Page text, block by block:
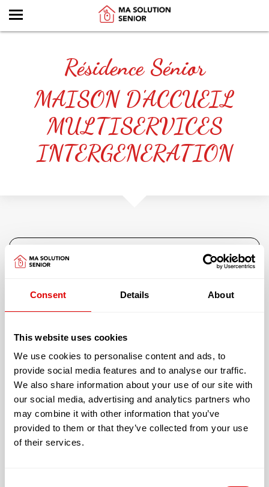
Consent Details About
This website uses cookies
We use cookies to personalise content and ads, to
provide social media features and to analyse our traffic.
We also share information about your use of our site with
our social media, advertising and analytics partners who
may combine it with other information that you’ve
provided to them or that they’ve collected from your use
of their services.
Résidence Sénior
MAISON D'ACCUEIL
MULTISERVICES
INTERGENERATION
MAISON D'ACCUEIL MULTISER...
Catégorie :
Forme juridique :
Associative
83000 TOULON
Les services proposés par la résidence Sénior MAISON D'ACCUEIL
MULTISERVICES INTERGENERATION
Les tarifs de l’hébergement :